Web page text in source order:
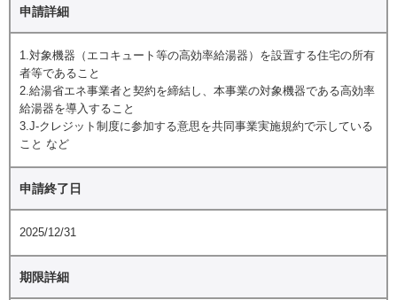
申請詳細
1.対象機器（エコキュート等の高効率給湯器）を設置する住宅の所有
者等であること
2.給湯省エネ事業者と契約を締結し、本事業の対象機器である高効率
給湯器を導入すること
3.J-クレジット制度に参加する意思を共同事業実施規約で示している
こと など
申請終了日
2025/12/31
期限詳細